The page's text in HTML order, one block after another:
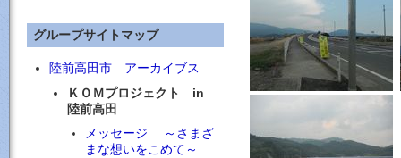
グループサイトマップ
陸前高田市 アーカイブス
ＫＯＭプロジェクト in
陸前高田
メッセージ ～さまざ
まな想いをこめて～